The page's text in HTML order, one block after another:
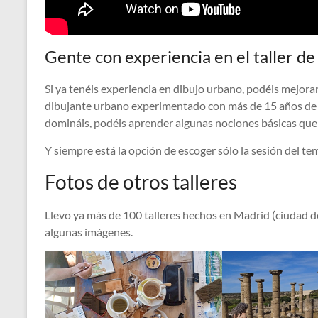
Gente con experiencia en el taller
Si ya tenéis experiencia en dibujo urbano, podéis
dibujante urbano experimentado con más de 15 años
domináis, podéis aprender algunas nociones básicas
Y siempre está la opción de escoger sólo la sesión del
Fotos de otros talleres
Llevo ya más de 100 talleres hechos en Madrid (ciudad
algunas imágenes.